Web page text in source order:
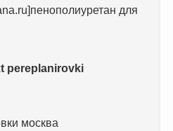
для
pereplanirovki
москва